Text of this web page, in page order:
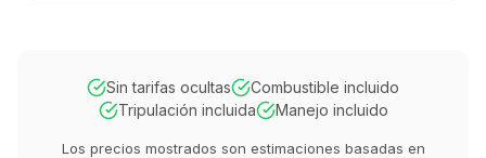
Sin tarifas ocultas
Combustible incluido
Tripulación incluida
Manejo incluido
Los precios mostrados son estimaciones basadas en